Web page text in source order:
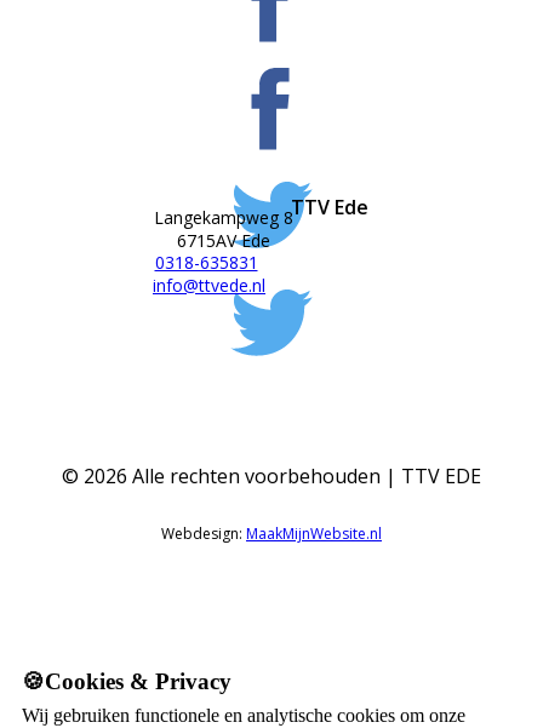
TTV Ede
Langekampweg 8
6715AV Ede
0318-635831
info@ttvede.nl
© 2026 Alle rechten voorbehouden | TTV EDE
Webdesign: MaakMijnWebsite.nl
🍪Cookies & Privacy
Wij gebruiken functionele en analytische cookies om onze